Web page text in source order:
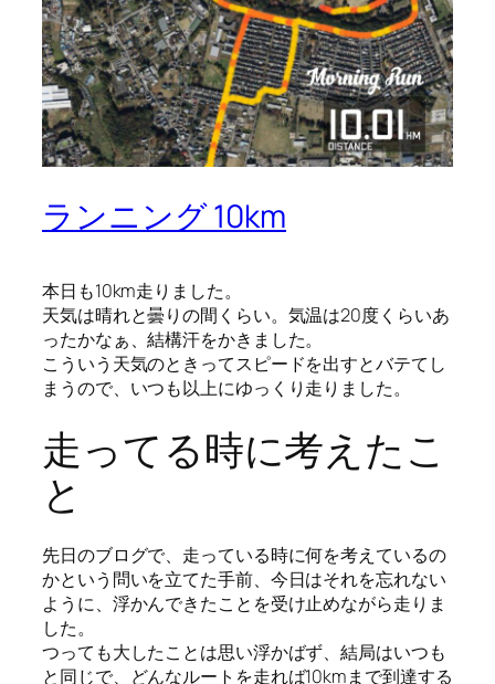
ランニング 10km
本日も10km走りました。
天気は晴れと曇りの間くらい。気温は20度くらいあ
ったかなぁ、結構汗をかきました。
こういう天気のときってスピードを出すとバテてし
まうので、いつも以上にゆっくり走りました。
走ってる時に考えたこ
と
先日のブログで、走っている時に何を考えているの
かという問いを立てた手前、今日はそれを忘れない
ように、浮かんできたことを受け止めながら走りま
した。
つっても大したことは思い浮かばず、結局はいつも
と同じで、どんなルートを走れば10kmまで到達する